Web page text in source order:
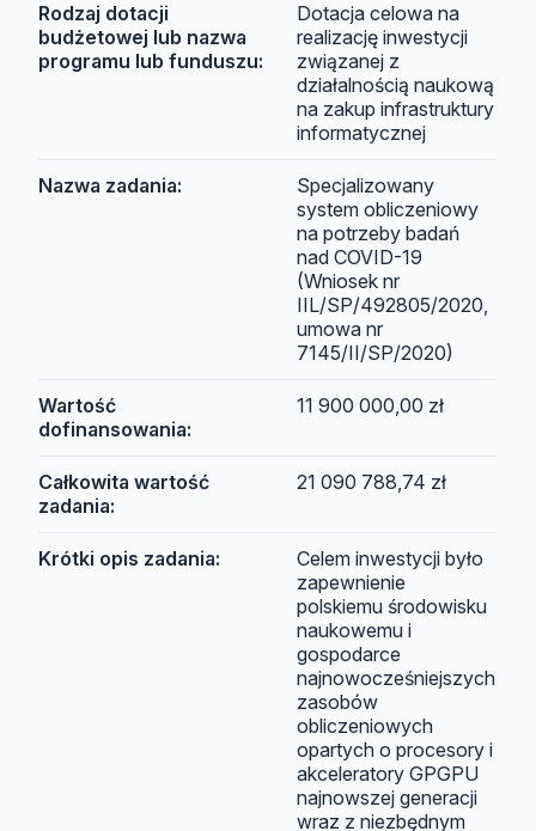
Rodzaj dotacji
budżetowej lub nazwa
programu lub funduszu:
Dotacja celowa na
realizację inwestycji
związanej z
działalnością naukową
na zakup infrastruktury
informatycznej
Nazwa zadania:
Specjalizowany
system obliczeniowy
na potrzeby badań
nad COVID-19
(Wniosek nr
IIL/SP/492805/2020,
umowa nr
7145/II/SP/2020)
Wartość
dofinansowania:
11 900 000,00 zł
Całkowita wartość
zadania:
21 090 788,74 zł
Krótki opis zadania:
Celem inwestycji było
zapewnienie
polskiemu środowisku
naukowemu i
gospodarce
najnowocześniejszych
zasobów
obliczeniowych
opartych o procesory i
akceleratory GPGPU
najnowszej generacji
wraz z niezbędnym